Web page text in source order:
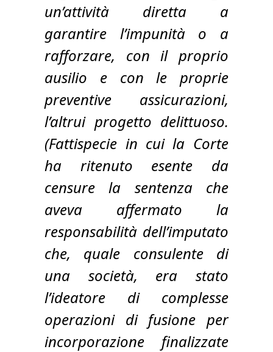
un’attività diretta a
garantire l’impunità o a
rafforzare, con il proprio
ausilio e con le proprie
preventive assicurazioni,
l’altrui progetto delittuoso.
(Fattispecie in cui la Corte
ha ritenuto esente da
censure la sentenza che
aveva affermato la
responsabilità dell’imputato
che, quale consulente di
una società, era stato
l’ideatore di complesse
operazioni di fusione per
incorporazione finalizzate